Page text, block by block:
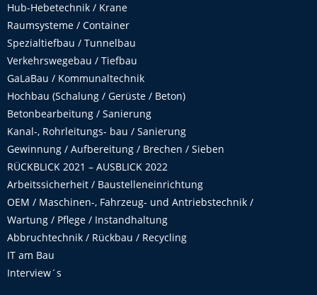
Hub-Hebetechnik / Krane
Raumsysteme / Container
Spezialtiefbau / Tunnelbau
Verkehrswegebau / Tiefbau
GaLaBau / Kommunaltechnik
Hochbau (Schalung / Gerüste / Beton)
Betonbearbeitung / Sanierung
Kanal-, Rohrleitungs- bau / Sanierung
Gewinnung / Aufbereitung / Brechen / Sieben
RÜCKBLICK 2021 – AUSBLICK 2022
Arbeitssicherheit / Baustelleneinrichtung
OEM / Maschinen-, Fahrzeug- und Antriebstechnik /
Wartung / Pflege / Instandhaltung
Abbruchtechnik / Rückbau / Recycling
IT am Bau
Interview´s